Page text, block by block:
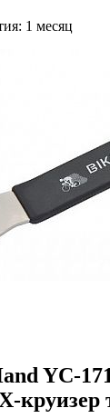
1 месяц
YC-
круизер